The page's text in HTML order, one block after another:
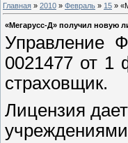
Главная » 2010 » Февраль » 15 »
«Мегарусс-Д» получил новую
Управление
0021477 от 1
страховщик.
Лицензия